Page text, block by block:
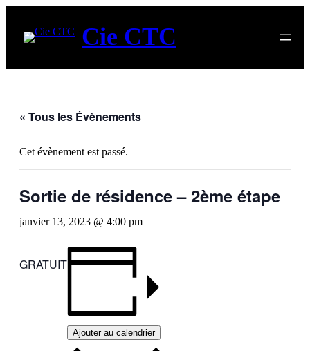
Cie CTC
« Tous les Évènements
Cet évènement est passé.
Sortie de résidence – 2ème étape
janvier 13, 2023 @ 4:00 pm
GRATUIT
Ajouter au calendrier